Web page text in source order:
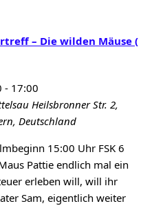
– Die wilden Mäuse (
- 17:00
Heilsbronner Str. 2,
Deutschland
15:00 Uhr FSK 6
Pattie endlich mal ein
erleben will, will ihr
Sam, eigentlich weiter